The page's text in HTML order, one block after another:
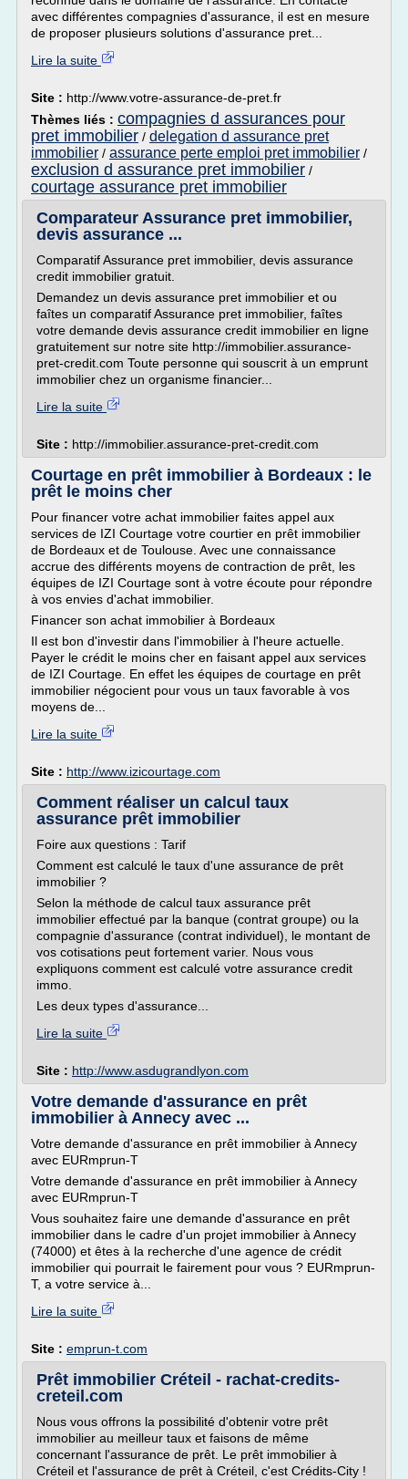
avec différentes compagnies d'assurance, il est en mesure
de proposer plusieurs solutions d'assurance pret...
Lire la suite
Site : http://www.votre-assurance-de-pret.fr
Thèmes liés : compagnies d assurances pour
pret immobilier / delegation d assurance pret
immobilier / assurance perte emploi pret immobilier /
exclusion d assurance pret immobilier /
courtage assurance pret immobilier
Comparateur Assurance pret immobilier,
devis assurance ...
Comparatif Assurance pret immobilier, devis assurance
credit immobilier gratuit.
Demandez un devis assurance pret immobilier et ou
faîtes un comparatif Assurance pret immobilier, faîtes
votre demande devis assurance credit immobilier en ligne
gratuitement sur notre site http://immobilier.assurance-
pret-credit.com Toute personne qui souscrit à un emprunt
immobilier chez un organisme financier...
Lire la suite
Site : http://immobilier.assurance-pret-credit.com
Courtage en prêt immobilier à Bordeaux : le
prêt le moins cher
Pour financer votre achat immobilier faites appel aux
services de IZI Courtage votre courtier en prêt immobilier
de Bordeaux et de Toulouse. Avec une connaissance
accrue des différents moyens de contraction de prêt, les
équipes de IZI Courtage sont à votre écoute pour répondre
à vos envies d'achat immobilier.
Financer son achat immobilier à Bordeaux
Il est bon d'investir dans l'immobilier à l'heure actuelle.
Payer le crédit le moins cher en faisant appel aux services
de IZI Courtage. En effet les équipes de courtage en prêt
immobilier négocient pour vous un taux favorable à vos
moyens de...
Lire la suite
Site : http://www.izicourtage.com
Comment réaliser un calcul taux
assurance prêt immobilier
Foire aux questions : Tarif
Comment est calculé le taux d'une assurance de prêt
immobilier ?
Selon la méthode de calcul taux assurance prêt
immobilier effectué par la banque (contrat groupe) ou la
compagnie d'assurance (contrat individuel), le montant de
vos cotisations peut fortement varier. Nous vous
expliquons comment est calculé votre assurance credit
immo.
Les deux types d'assurance...
Lire la suite
Site : http://www.asdugrandlyon.com
Votre demande d'assurance en prêt
immobilier à Annecy avec ...
Votre demande d'assurance en prêt immobilier à Annecy
avec EURmprun-T
Votre demande d'assurance en prêt immobilier à Annecy
avec EURmprun-T
Vous souhaitez faire une demande d'assurance en prêt
immobilier dans le cadre d'un projet immobilier à Annecy
(74000) et êtes à la recherche d'une agence de crédit
immobilier qui pourrait le fairement pour vous ? EURmprun-
T, a votre service à...
Lire la suite
Site : emprun-t.com
Prêt immobilier Créteil - rachat-credits-
creteil.com
Nous vous offrons la possibilité d'obtenir votre prêt
immobilier au meilleur taux et faisons de même
concernant l'assurance de prêt. Le prêt immobilier à
Créteil et l'assurance de prêt à Créteil, c'est Crédits-City !